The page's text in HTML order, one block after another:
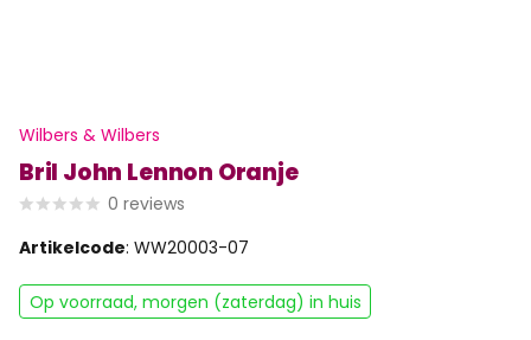
Wilbers & Wilbers
Bril John Lennon Oranje
0 reviews
Artikelcode: WW20003-07
Op voorraad, morgen (zaterdag) in huis